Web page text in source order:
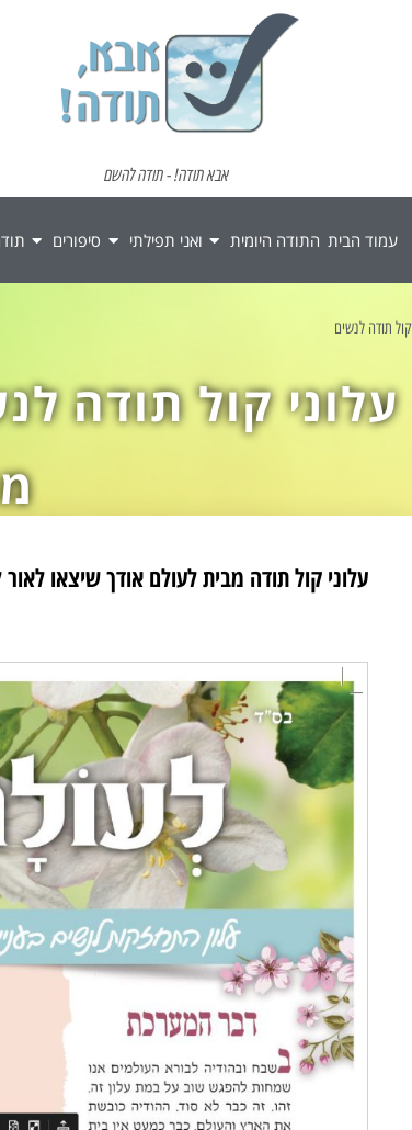
אבא תודה! - תודה להשם
עמוד הבית התודה היומית ואני תפילתי סיפורים
קול תודה לנשים
עלוני קול תודה
עלוני קול תודה מבית לעולם אודך שיצאו